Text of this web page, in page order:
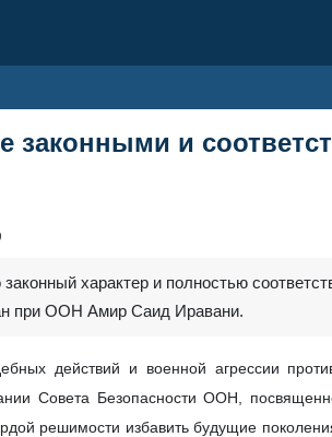
законными и
характер и полностью
при ООН Амир Саид Иравани.
действий и военной агрессии против
Совета Безопасности ООН,
решимости избавить будущие